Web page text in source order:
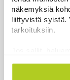
näkemyksiä
liittyvistä syistä.
tarkoituksiin.
Kerätä
Uutiset 5.8.2026
Uusimmat